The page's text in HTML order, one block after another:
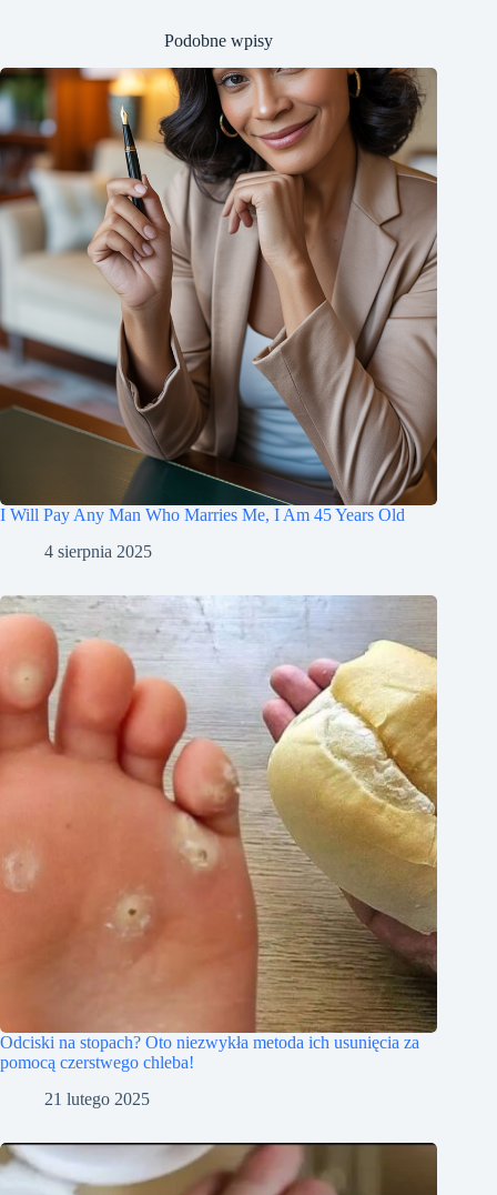
Podobne wpisy
I Will Pay Any Man Who Marries Me, I Am 45 Years Old
4 sierpnia 2025
Odciski na stopach? Oto niezwykła metoda ich usunięcia za
pomocą czerstwego chleba!
21 lutego 2025